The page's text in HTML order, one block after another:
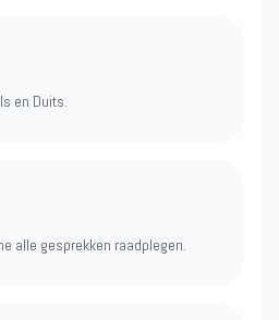
en Duits.
alle gesprekken raadplegen.